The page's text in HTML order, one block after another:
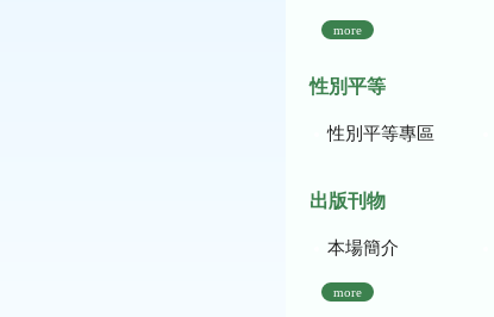
more
性別平等
性別平等專區
出版刊物
本場簡介
more